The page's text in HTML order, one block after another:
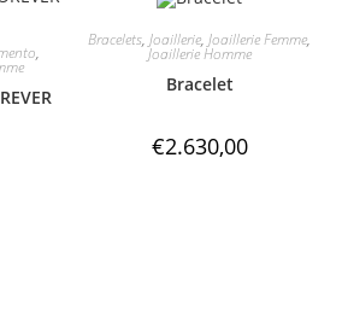
,
Bracelets,Joaillerie,Joaillerie Femme,
Joaillerie Homme
Bracelet
€2.630,00